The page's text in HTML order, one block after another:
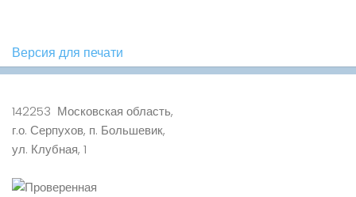
Версия для печати
142253 Московская область,
г.о. Серпухов, п. Большевик,
ул. Клубная, 1